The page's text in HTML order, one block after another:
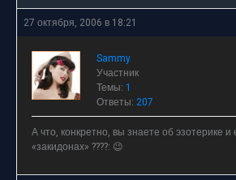
27 октября, 2006 в 18:21
Sammy
Участник
Темы: 1
Ответы: 207
А что, конкретно, вы знаете об эзотерике и
«закидонах» ????: 😉